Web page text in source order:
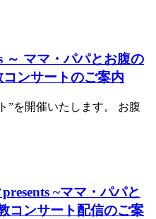
～ ママ・パパとお腹の
ンサートのご案内
”を開催いたします。 お腹
~ママ・パパと
コンサート配信のご案